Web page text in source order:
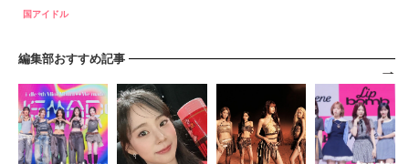
国アイドル
編集部おすすめ記事